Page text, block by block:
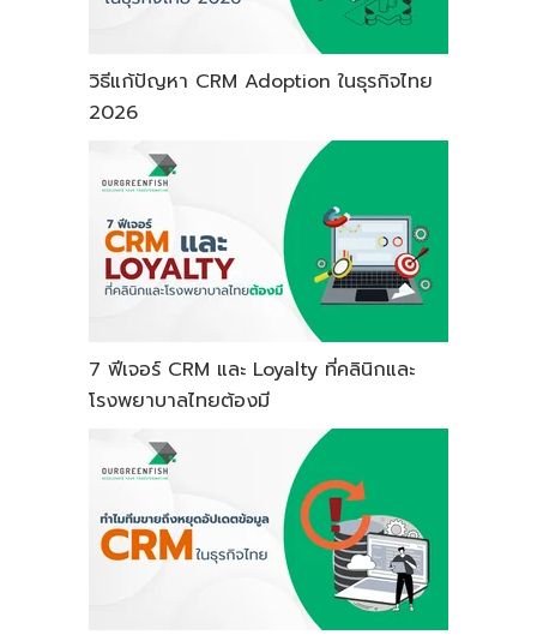
วิธีแก้ปัญหา CRM Adoption ในธุรกิจไทย
2026
7 ฟีเจอร์ CRM และ Loyalty ที่คลินิกและ
โรงพยาบาลไทยต้องมี